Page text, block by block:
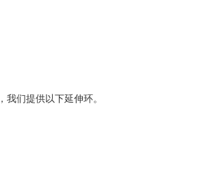
，我们提供以下延伸环。